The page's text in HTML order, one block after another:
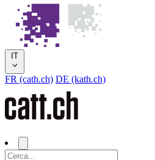
IT
FR (cath.ch) DE (kath.ch)